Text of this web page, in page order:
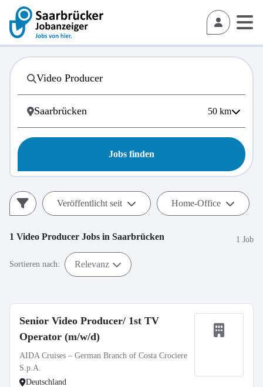
50 km
Jobs finden
Veröffentlicht seit Home-Office
1 Video Producer Jobs in Saarbrücken 1 Job
Sortieren nach: Relevanz
Senior Video Producer/ 1st TV
Operator (m/w/d)
AIDA Cruises – German Branch of Costa Crociere
S.p.A.
Deutschland